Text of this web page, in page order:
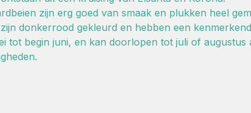
zijn erg goed van smaak en plukken heel
donkerrood gekleurd en hebben een
tot begin juni, en kan doorlopen tot juli of augustus